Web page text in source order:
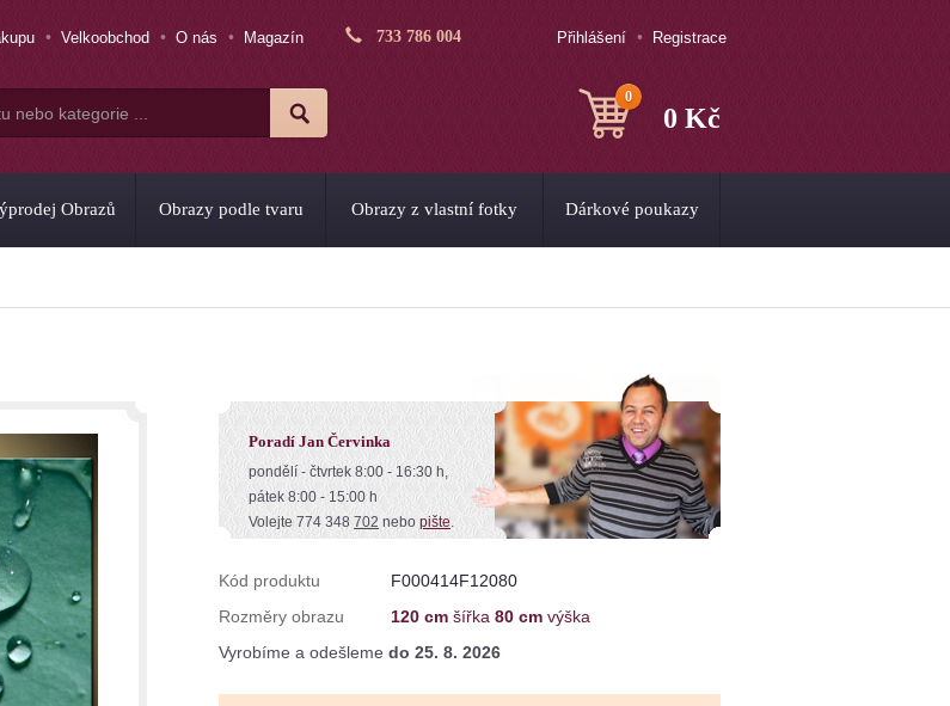
Velkoobchod O nás
Magazín
733 786 004 Přihlášení Registrace
0 Kč
0
Obrazů Obrazy podle tvaru Obrazy z vlastní fotky Dárkové poukazy
Poradí Jan Červinka
pondělí - čtvrtek 8:00 - 16:30 h,
pátek 8:00 - 15:00 h
Volejte 774 348 702 nebo pište.
Kód produktu
F000414F12080
Rozměry obrazu
120 cm šířka 80 cm výška
Vyrobíme a odešleme do 25. 8. 2026